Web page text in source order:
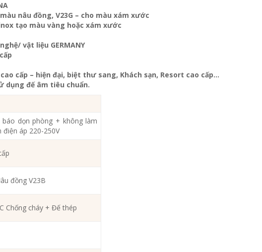
nâu đồng, V23G – cho màu xám xước
tạo màu vàng hoặc xám xước
vật liệu GERMANY
cấp – hiện đại, biệt thư sang, Khách sạn, Resort cao cấp…
dụng đế âm tiêu chuẩn.
dọn phòng + không làm
điện áp 220-250V
đồng V23B
Chống cháy + Đế thép